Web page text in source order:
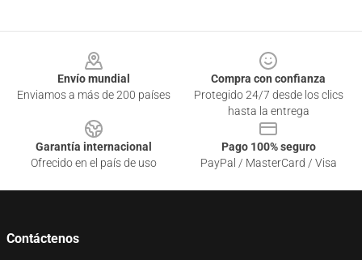
Envío mundial
Enviamos a más de 200 países
Compra con confianza
Protegido 24/7 desde los clics
hasta la entrega
Garantía internacional
Ofrecido en el país de uso
Pago 100% seguro
PayPal / MasterCard / Visa
Contáctenos